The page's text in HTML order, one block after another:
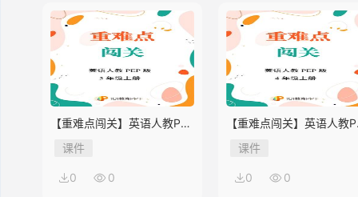
【重难点闯关】英语人教PEP
版5年级上册Unit 2
课件
0 0
【重难点闯关】英语人教
版4年级上册Unit 2
课件
0 0